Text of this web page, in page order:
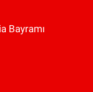
Bayramı